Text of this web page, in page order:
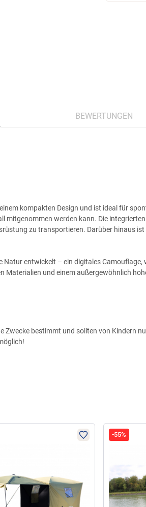
BEWERTUNGEN
kompakten Design und ist ideal für
werden kann. Die
zu transportieren. Darüber hinaus
entwickelt – ein digitales
Materialien und einem außergewöhnlich
Zwecke bestimmt und sollten von Kindern
-55%